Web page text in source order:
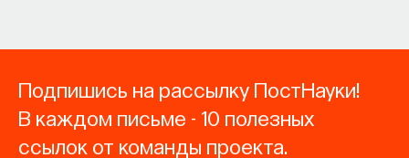
Подпишись на рассылку ПостНауки!
В каждом письме - 10 полезных
ссылок от команды проекта.